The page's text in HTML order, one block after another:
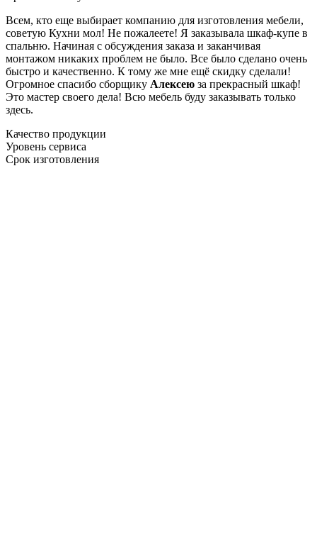
Всем, кто еще выбирает компанию для изготовления мебели,
советую Кухни мол! Не пожалеете! Я заказывала шкаф-купе в
спальню. Начиная с обсуждения заказа и заканчивая
монтажом никаких проблем не было. Все было сделано очень
быстро и качественно. К тому же мне ещё скидку сделали!
Огромное спасибо сборщику Алексею за прекрасный шкаф!
Это мастер своего дела! Всю мебель буду заказывать только
здесь.
Качество продукции
Уровень сервиса
Срок изготовления